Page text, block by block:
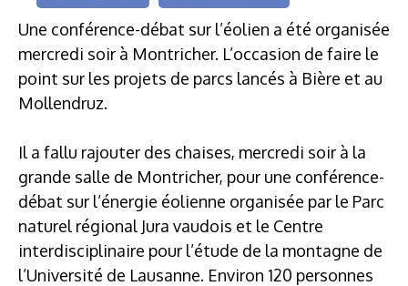
Une conférence-débat sur l’éolien a été organisée
mercredi soir à Montricher. L’occasion de faire le
point sur les projets de parcs lancés à Bière et au
Mollendruz.
Il a fallu rajouter des chaises, mercredi soir à la
grande salle de Montricher, pour une conférence-
débat sur l’énergie éolienne organisée par le Parc
naturel régional Jura vaudois et le Centre
interdisciplinaire pour l’étude de la montagne de
l’Université de Lausanne. Environ 120 personnes